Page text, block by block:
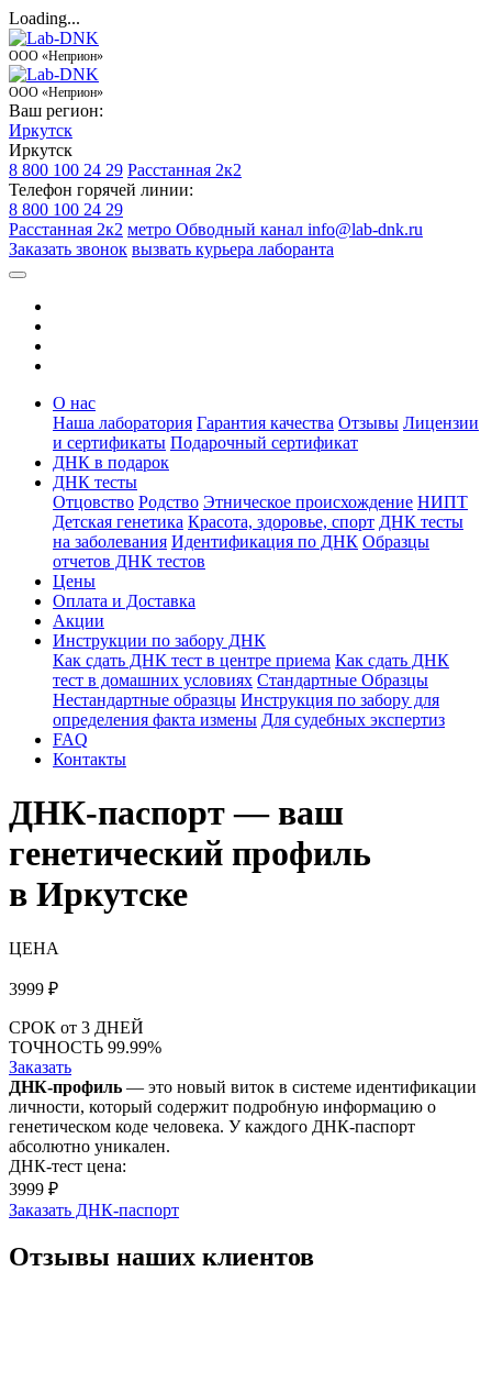
Loading...
ООО «Неприон»
ООО «Неприон»
Ваш регион:
Иркутск
Иркутск
8 800 100 24 29 Расстанная 2к2
Телефон горячей линии:
8 800 100 24 29
Расстанная 2к2 метро Обводный канал info@lab-dnk.ru
Заказать звонок вызвать курьера лаборанта
О нас
Наша лаборатория Гарантия качества Отзывы Лицензии
и сертификаты Подарочный сертификат
ДНК в подарок
ДНК тесты
Отцовство Родство Этническое происхождение НИПТ
Детская генетика Красота, здоровье, спорт ДНК тесты
на заболевания Идентификация по ДНК Образцы
отчетов ДНК тестов
Цены
Оплата и Доставка
Акции
Инструкции по забору ДНК
Как сдать ДНК тест в центре приема Как сдать ДНК
тест в домашних условиях Стандартные Образцы
Нестандартные образцы Инструкция по забору для
определения факта измены Для судебных экспертиз
FAQ
Контакты
ДНК-паспорт — ваш
генетический профиль
в Иркутске
ЦЕНА
3999 ₽
СРОК от 3 ДНЕЙ
ТОЧНОСТЬ 99.99%
Заказать
ДНК-профиль — это новый виток в системе идентификации
личности, который содержит подробную информацию о
генетическом коде человека. У каждого ДНК-паспорт
абсолютно уникален.
ДНК-тест цена:
3999 ₽
Заказать ДНК-паспорт
Отзывы наших клиентов